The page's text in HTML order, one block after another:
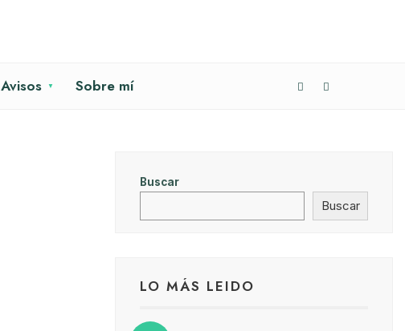
Avisos Sobre mí
Buscar
Buscar
LO MÁS LEIDO